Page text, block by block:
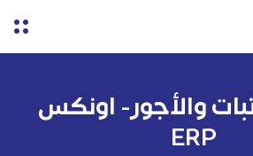
والأجور- اونكس
ERP